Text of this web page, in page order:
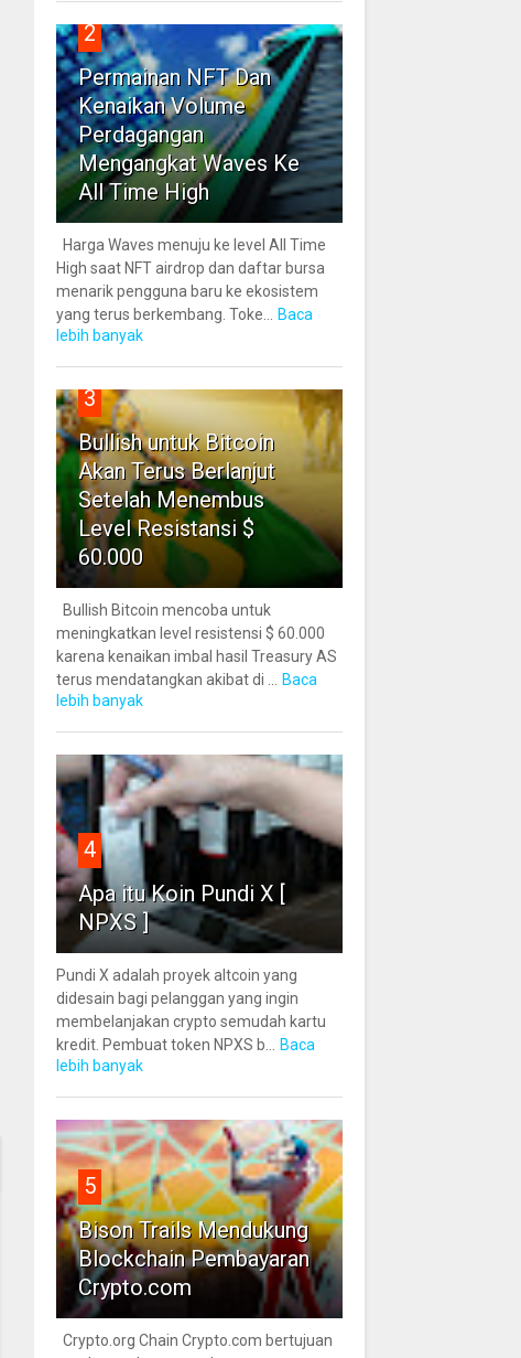
2
Permainan NFT Dan
Kenaikan Volume
Perdagangan
Mengangkat Waves Ke
All Time High
Harga Waves menuju ke level All Time
High saat NFT airdrop dan daftar bursa
menarik pengguna baru ke ekosistem
yang terus berkembang. Toke...
Baca
lebih banyak
3
Bullish untuk Bitcoin
Akan Terus Berlanjut
Setelah Menembus
Level Resistansi $
60.000
Bullish Bitcoin mencoba untuk
meningkatkan level resistensi $ 60.000
karena kenaikan imbal hasil Treasury AS
terus mendatangkan akibat di ...
Baca
lebih banyak
4
Apa itu Koin Pundi X [
NPXS ]
Pundi X adalah proyek altcoin yang
didesain bagi pelanggan yang ingin
membelanjakan crypto semudah kartu
kredit. Pembuat token NPXS b...
Baca
lebih banyak
5
Bison Trails Mendukung
Blockchain Pembayaran
Crypto.com
Crypto.org Chain Crypto.com bertujuan